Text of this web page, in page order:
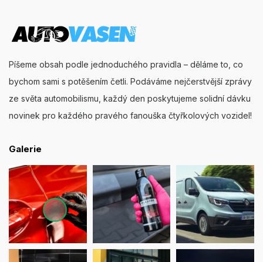
Píšeme obsah podle jednoduchého pravidla – děláme to, co
bychom sami s potěšením četli. Podáváme nejčerstvější zprávy
ze světa automobilismu, každý den poskytujeme solidní dávku
novinek pro každého pravého fanouška čtyřkolových vozidel!
Galerie